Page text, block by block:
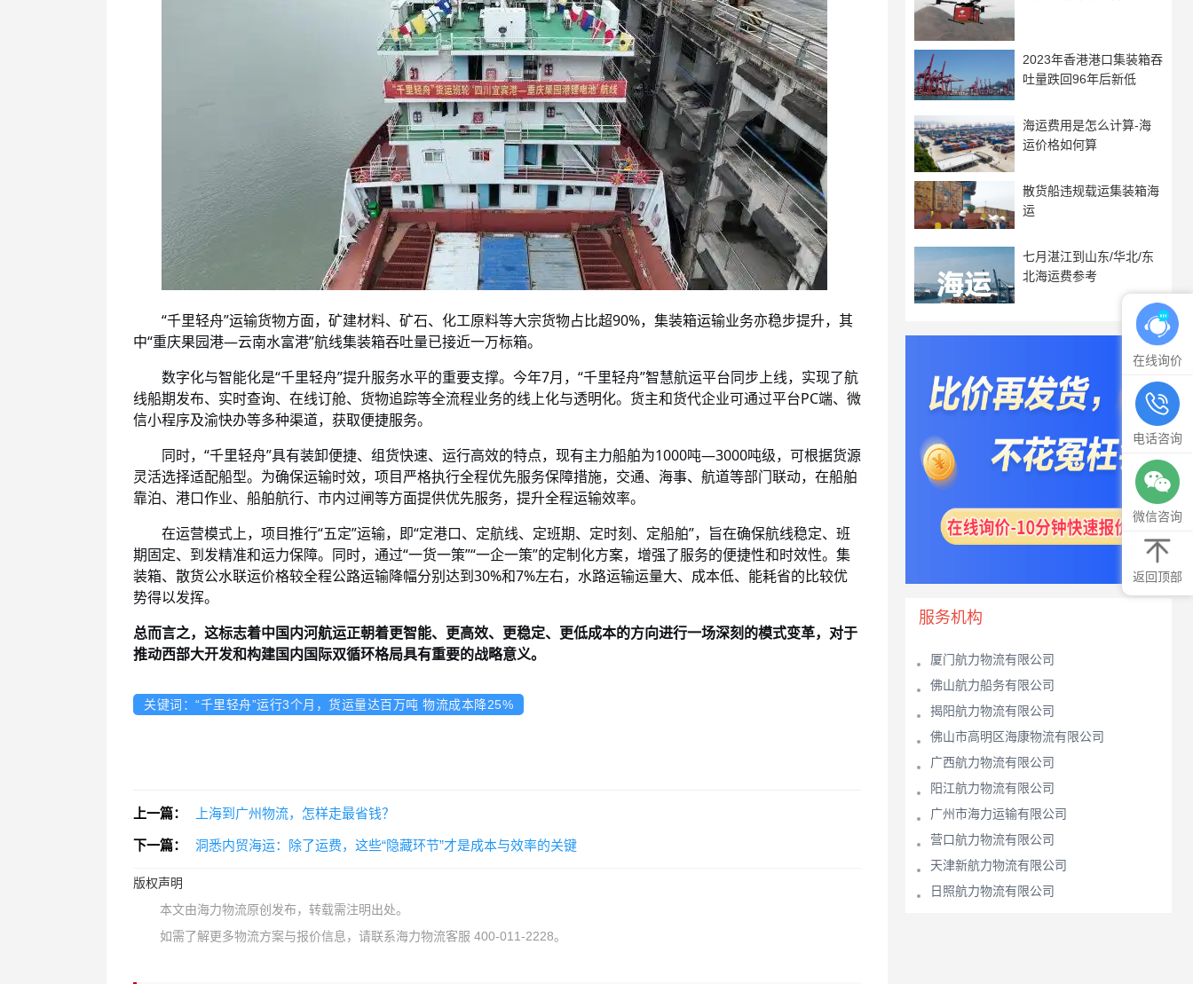
“千里轻舟”运输货物方面，矿建材料、矿石、化工原料等大宗货物占比超90%，集装箱运输业务亦稳步提升，其
中“重庆果园港—云南水富港”航线集装箱吞吐量已接近一万标箱。
数字化与智能化是“千里轻舟”提升服务水平的重要支撑。今年7月，“千里轻舟”智慧航运平台同步上线，实现了航
线船期发布、实时查询、在线订舱、货物追踪等全流程业务的线上化与透明化。货主和货代企业可通过平台PC端、微
信小程序及渝快办等多种渠道，获取便捷服务。
同时，“千里轻舟”具有装卸便捷、组货快速、运行高效的特点，现有主力船舶为1000吨—3000吨级，可根据货源
灵活选择适配船型。为确保运输时效，项目严格执行全程优先服务保障措施，交通、海事、航道等部门联动，在船舶
靠泊、港口作业、船舶航行、市内过闸等方面提供优先服务，提升全程运输效率。
在运营模式上，项目推行“五定”运输，即“定港口、定航线、定班期、定时刻、定船舶”，旨在确保航线稳定、班
期固定、到发精准和运力保障。同时，通过“一货一策”“一企一策”的定制化方案，增强了服务的便捷性和时效性。集
装箱、散货公水联运价格较全程公路运输降幅分别达到30%和7%左右，水路运输运量大、成本低、能耗省的比较优
势得以发挥。
总而言之，这标志着中国内河航运正朝着更智能、更高效、更稳定、更低成本的方向进行一场深刻的模式变革，对于
推动西部大开发和构建国内国际双循环格局具有重要的战略意义。
关键词：“千里轻舟”运行3个月，货运量达百万吨 物流成本降25%
上一篇： 上海到广州物流，怎样走最省钱？
下一篇： 洞悉内贸海运：除了运费，这些“隐藏环节”才是成本与效率的关键
版权声明
本文由海力物流原创发布，转载需注明出处。
如需了解更多物流方案与报价信息，请联系海力物流客服 400-011-2228。
2023年香港港口集装箱吞
吐量跌回96年后新低
海运费用是怎么计算-海
运价格如何算
散货船违规载运集装箱海
运
七月湛江到山东/华北/东
北海运费参考
服务机构
厦门航力物流有限公司
佛山航力船务有限公司
揭阳航力物流有限公司
佛山市高明区海康物流有限公司
广西航力物流有限公司
阳江航力物流有限公司
广州市海力运输有限公司
营口航力物流有限公司
天津新航力物流有限公司
日照航力物流有限公司
在线询价
电话咨询
微信咨询
返回顶部